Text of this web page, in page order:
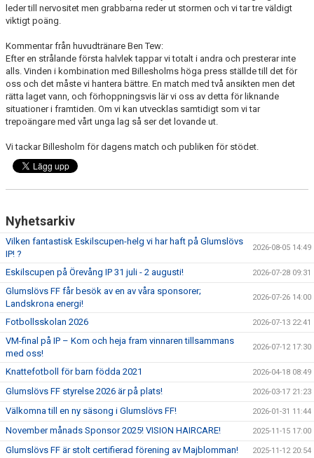
leder till nervositet men grabbarna reder ut stormen och vi tar tre väldigt
viktigt poäng.
Kommentar från huvudtränare Ben Tew:
Efter en strålande första halvlek tappar vi totalt i andra och presterar inte
alls. Vinden i kombination med Billesholms höga press ställde till det för
oss och det måste vi hantera bättre. En match med två ansikten men det
rätta laget vann, och förhoppningsvis lär vi oss av detta för liknande
situationer i framtiden. Om vi kan utvecklas samtidigt som vi tar
trepoängare med vårt unga lag så ser det lovande ut.
Vi tackar Billesholm för dagens match och publiken för stödet.
Nyhetsarkiv
Vilken fantastisk Eskilscupen-helg vi har haft på Glumslövs
IP! ?
2026-08-05 14:49
Eskilscupen på Örevång IP 31 juli - 2 augusti! 2026-07-28 09:31
Glumslövs FF får besök av en av våra sponsorer;
Landskrona energi!
2026-07-26 14:00
Fotbollsskolan 2026 2026-07-13 22:41
VM-final på IP – Kom och heja fram vinnaren tillsammans
med oss!
2026-07-12 17:30
Knattefotboll för barn födda 2021 2026-04-18 08:49
Glumslövs FF styrelse 2026 är på plats! 2026-03-17 21:23
Välkomna till en ny säsong i Glumslövs FF! 2026-01-31 11:44
November månads Sponsor 2025! VISION HAIRCARE! 2025-11-15 17:00
Glumslövs FF är stolt certifierad förening av Majblomman! 2025-11-12 20:54